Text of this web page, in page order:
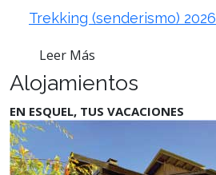
Trekking (senderismo) 2026
Leer Más
Alojamientos
EN ESQUEL, TUS VACACIONES